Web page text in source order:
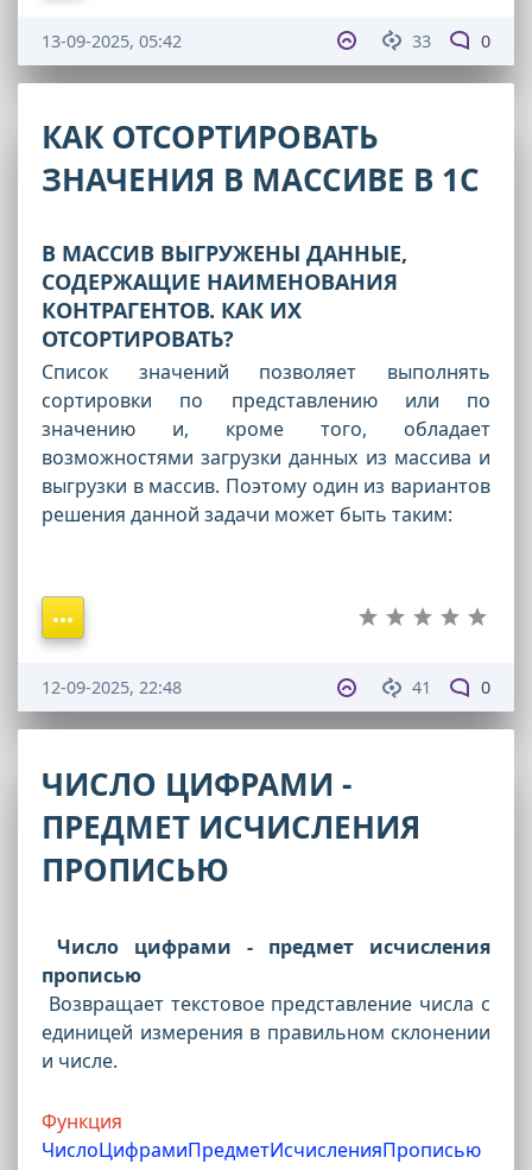
33 0
13-09-2025, 05:42
КАК ОТСОРТИРОВАТЬ
ЗНАЧЕНИЯ В МАССИВЕ В 1С
В МАССИВ ВЫГРУЖЕНЫ ДАННЫЕ,
СОДЕРЖАЩИЕ НАИМЕНОВАНИЯ
КОНТРАГЕНТОВ. КАК ИХ
ОТСОРТИРОВАТЬ?
Список значений позволяет выполнять
сортировки по представлению или по
значению и, кроме того, обладает
возможностями загрузки данных из массива и
выгрузки в массив. Поэтому один из вариантов
решения данной задачи может быть таким:
41 0
12-09-2025, 22:48
ЧИСЛО ЦИФРАМИ -
ПРЕДМЕТ ИСЧИСЛЕНИЯ
ПРОПИСЬЮ
Число цифрами - предмет исчисления
прописью
Возвращает текстовое представление числа с
единицей измерения в правильном склонении
и числе.
Функция
ЧислоЦифрамиПредметИсчисленияПрописью